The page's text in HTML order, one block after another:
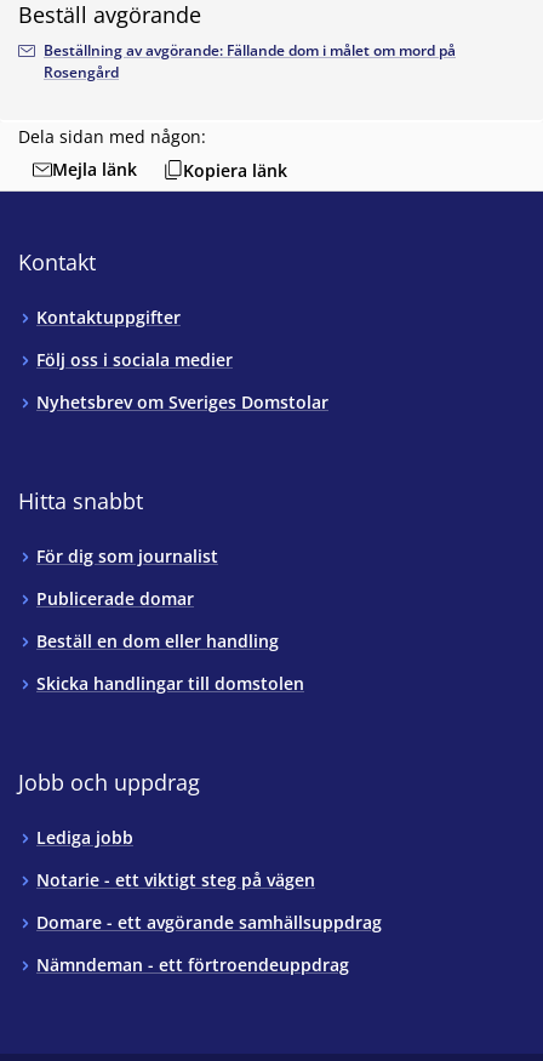
Dela sidan med någon:
Mejla länk
Kopiera länk
Beställ avgörande
Beställning av avgörande: Fällande dom i målet om mord på
Rosengård
Kontakt
Kontaktuppgifter
Följ oss i sociala medier
Nyhetsbrev om Sveriges Domstolar
Hitta snabbt
För dig som journalist
Publicerade domar
Beställ en dom eller handling
Skicka handlingar till domstolen
Jobb och uppdrag
Lediga jobb
Notarie - ett viktigt steg på vägen
Domare - ett avgörande samhällsuppdrag
Nämndeman - ett förtroendeuppdrag